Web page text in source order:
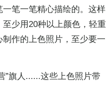
笔一笔精心描绘的。这样
至少用20种以上颜色，轻重
作的上色照片，至少要一